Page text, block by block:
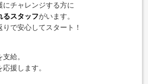
チャレンジする方に
るスタッフがいます。
で安心してスタート！
給。
援します。